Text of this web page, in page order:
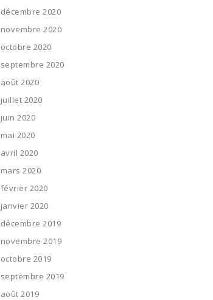
décembre 2020
novembre 2020
octobre 2020
septembre 2020
août 2020
juillet 2020
juin 2020
mai 2020
avril 2020
mars 2020
février 2020
janvier 2020
décembre 2019
novembre 2019
octobre 2019
septembre 2019
août 2019